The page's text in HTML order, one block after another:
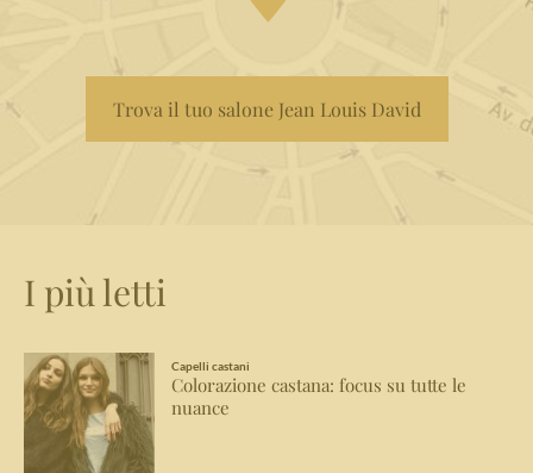
Trova il tuo salone Jean Louis David
I più letti
Capelli castani
Colorazione castana: focus su tutte le
nuance